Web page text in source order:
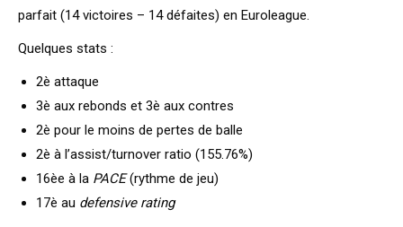
parfait (14 victoires – 14 défaites) en Euroleague.
Quelques stats :
2è attaque
3è aux rebonds et 3è aux contres
2è pour le moins de pertes de balle
2è à l’assist/turnover ratio (155.76%)
16èe à la PACE(rythme de jeu)
17è au defensive rating